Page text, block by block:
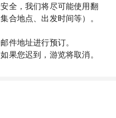
全，我们将尽可能使用翻
合地点、出发时间等）。
件地址进行预订。
果您迟到，游览将取消。